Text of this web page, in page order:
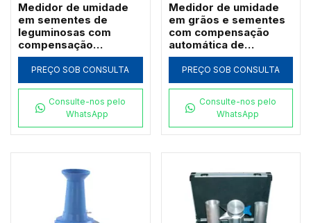
Medidor de umidade
em sementes de
leguminosas com
compensação
automática de
temperatura - LDS-1S
PREÇO SOB CONSULTA
Consulte-nos pelo
WhatsApp
Medidor de umidade
em grãos e sementes
com compensação
automática de
temperatura - LDS-1H
PREÇO SOB CONSULTA
Consulte-nos pelo
WhatsApp